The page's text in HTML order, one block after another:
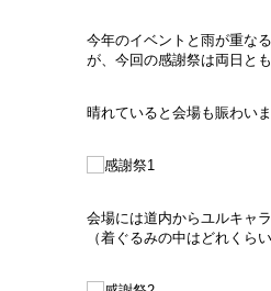
今年のイベントと雨が重な
が、今回の感謝祭は両日とも
晴れていると会場も賑わいま
会場には道内からユルキャ
（着ぐるみの中はどれくら